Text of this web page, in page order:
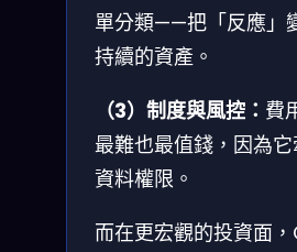
單分類——把「反應」
持續的資產。
（3）制度與風控： 費
最難也最值錢，因為
資料權限。
而在更宏觀的投資面